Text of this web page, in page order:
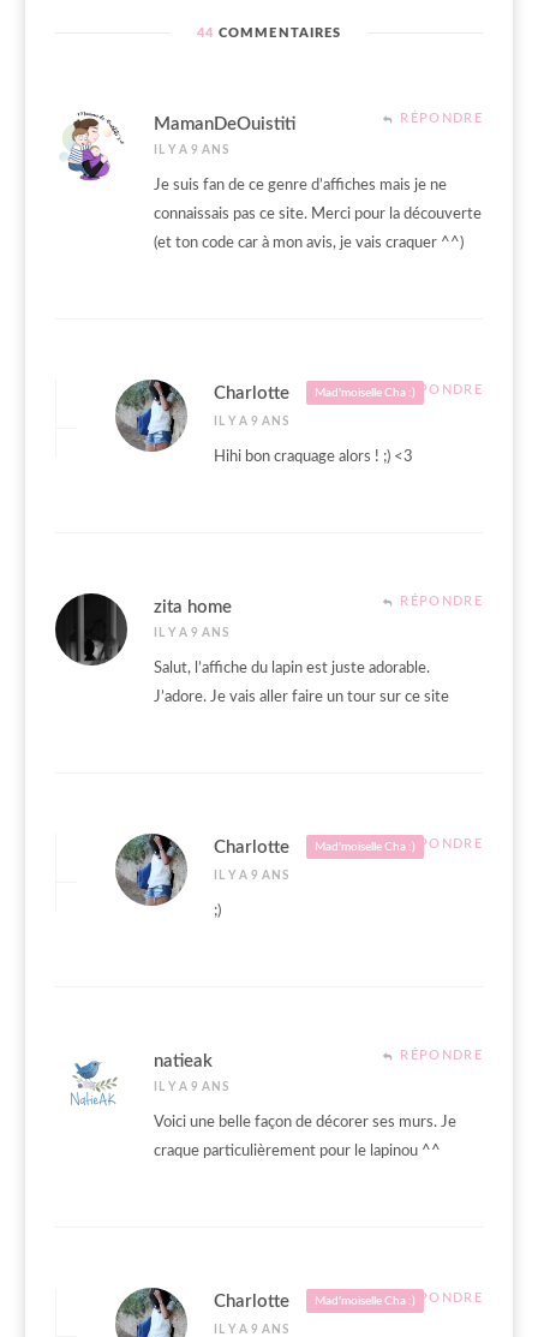
44 COMMENTAIRES
MamanDeOuistiti
IL Y A 9 ANS
RÉPONDRE
Je suis fan de ce genre d’affiches mais je ne
connaissais pas ce site. Merci pour la découverte
(et ton code car à mon avis, je vais craquer ^^)
Charlotte Mad'moiselle Cha :)
IL Y A 9 ANS
RÉPONDRE
Hihi bon craquage alors ! ;) <3
zita home
IL Y A 9 ANS
RÉPONDRE
Salut, l’affiche du lapin est juste adorable.
J’adore. Je vais aller faire un tour sur ce site
Charlotte Mad'moiselle Cha :)
IL Y A 9 ANS
RÉPONDRE
;)
natieak
IL Y A 9 ANS
RÉPONDRE
Voici une belle façon de décorer ses murs. Je
craque particulièrement pour le lapinou ^^
Charlotte Mad'moiselle Cha :)
IL Y A 9 ANS
RÉPONDRE